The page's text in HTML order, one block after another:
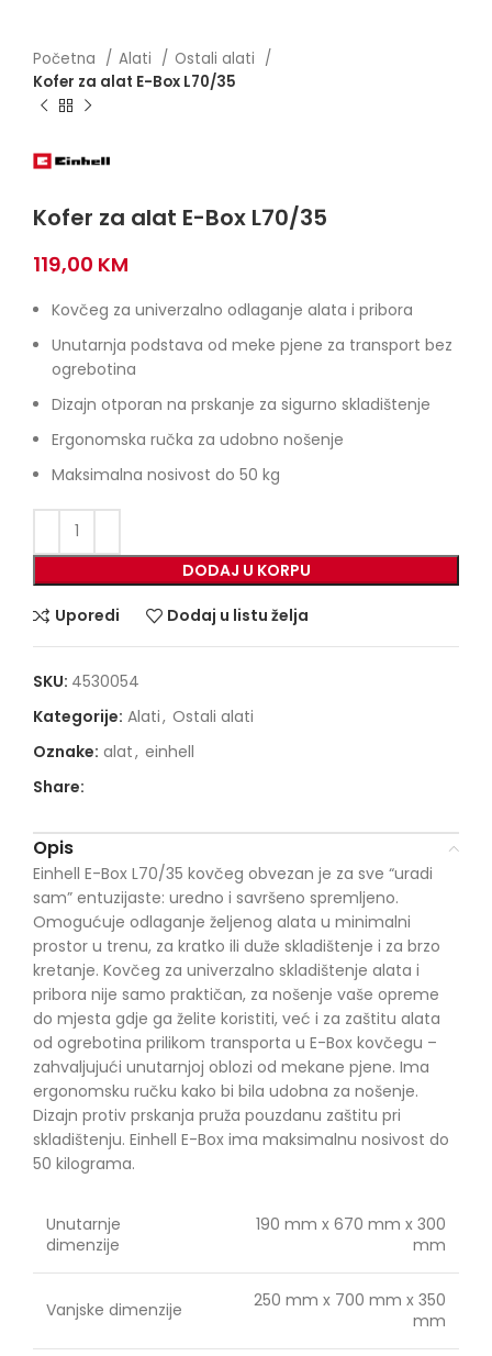
Početna Alati
Ostali alati
Kofer za alat E-Box L70/35
Kofer za alat E-Box L70/35
119,00 KM
Kovčeg za univerzalno odlaganje alata i pribora
Unutarnja podstava od meke pjene za transport bez
ogrebotina
Dizajn otporan na prskanje za sigurno skladištenje
Ergonomska ručka za udobno nošenje
Maksimalna nosivost do 50 kg
DODAJ U KORPU
Uporedi Dodaj u listu želja
SKU: 4530054
Kategorije: Alati, Ostali alati
Oznake: alat, einhell
Share:
Opis
Einhell E-Box L70/35 kovčeg obvezan je za sve “uradi
sam” entuzijaste: uredno i savršeno spremljeno.
Omogućuje odlaganje željenog alata u minimalni
prostor u trenu, za kratko ili duže skladištenje i za brzo
kretanje. Kovčeg za univerzalno skladištenje alata i
pribora nije samo praktičan, za nošenje vaše opreme
do mjesta gdje ga želite koristiti, već i za zaštitu alata
od ogrebotina prilikom transporta u E-Box kovčegu –
zahvaljujući unutarnjoj oblozi od mekane pjene. Ima
ergonomsku ručku kako bi bila udobna za nošenje.
Dizajn protiv prskanja pruža pouzdanu zaštitu pri
skladištenju. Einhell E-Box ima maksimalnu nosivost do
50 kilograma.
Unutarnje
dimenzije
190 mm x 670 mm x 300
mm
Vanjske dimenzije
250 mm x 700 mm x 350
mm